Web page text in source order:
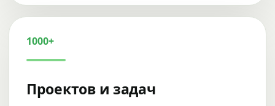
1000+
Проектов и задач